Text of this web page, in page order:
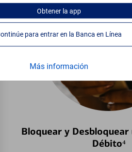
Obtenerla app
Continúe para entrar en la Banca en Línea
Más información
Bloquear y
Débito⁴